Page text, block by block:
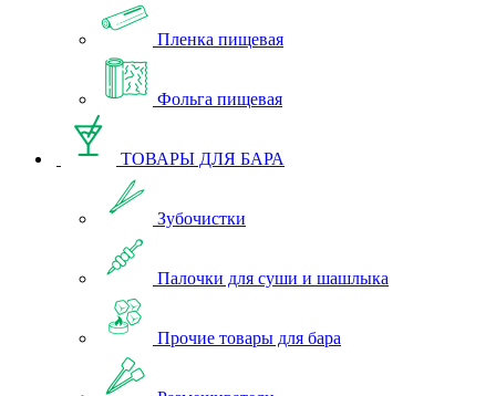
Пленка пищевая
Фольга пищевая
ТОВАРЫ ДЛЯ БАРА
Зубочистки
Палочки для суши и шашлыка
Прочие товары для бара